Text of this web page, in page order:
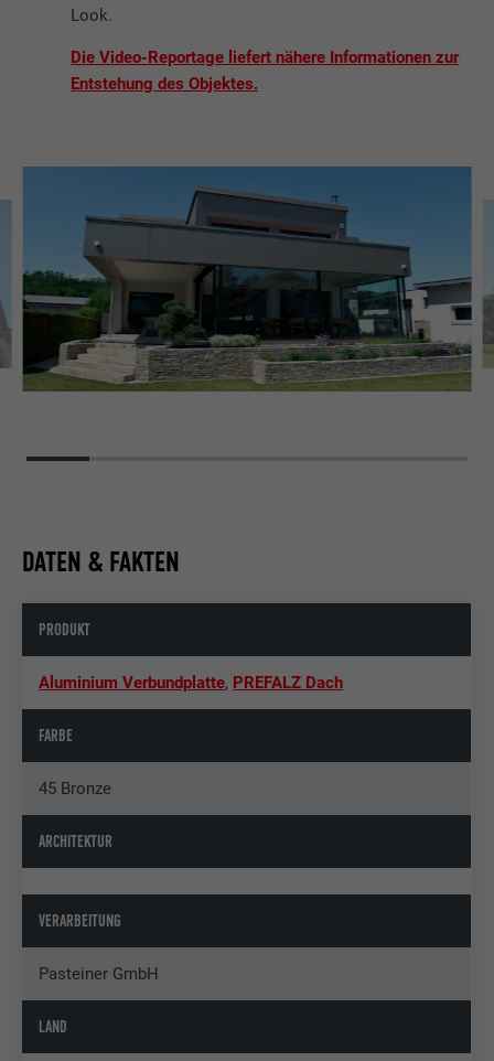
Look.
Die Video-Reportage liefert nähere Informationen zur
Entstehung des Objektes.
DATEN & FAKTEN
PRODUKT
Aluminium Verbundplatte, PREFALZ Dach
FARBE
45 Bronze
ARCHITEKTUR
VERARBEITUNG
Pasteiner GmbH
LAND